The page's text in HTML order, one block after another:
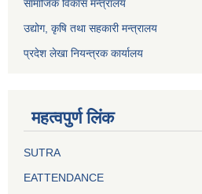
सामाजिक विकास मन्त्रालय
उद्योग, कृषि तथा सहकारी मन्त्रालय
प्रदेश लेखा नियन्त्रक कार्यालय
महत्वपुर्ण लिंक
SUTRA
EATTENDANCE